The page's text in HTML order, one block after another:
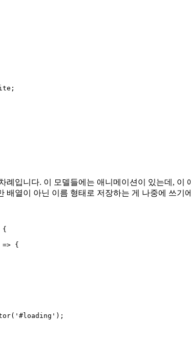
례입니다. 이 모델들에는 애니메이션이 있는데,
배열이 아닌 이름 형태로 저장하는 게 나중에 쓰기
{
{